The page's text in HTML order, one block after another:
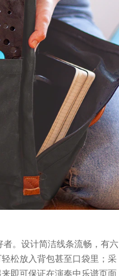
。设计简洁线条流畅，有六
松放入背包甚至口袋里；采
即可保证在演奏中乐谱页面